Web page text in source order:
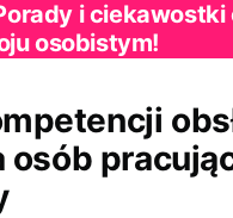
i ciekawostki
osobistym!
osób